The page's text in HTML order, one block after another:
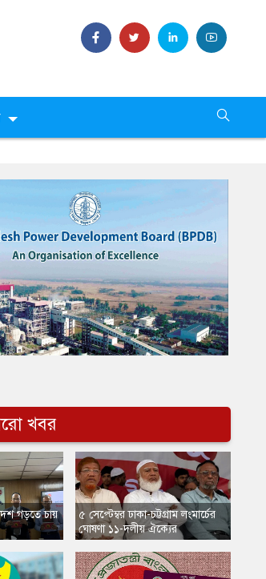
খবর
গড়তে চায়
​৫ সেপ্টেম্বর ঢাকা-চট্টগ্রাম লংমার্চের
ঘোষণা ১১-দলীয় ঐক্যের